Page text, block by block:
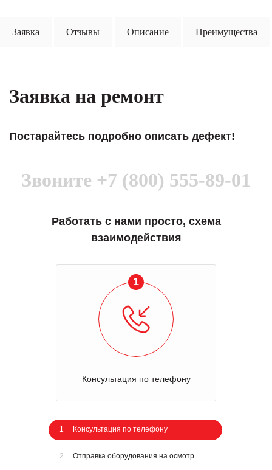
Заявка Отзывы Описание Преимущества
Заявка на ремонт
Постарайтесь подробно описать дефект!
Звоните +7 (800) 555-89-01
Работать с нами просто, схема
взаимодействия
1
Консультация по телефону
1 Консультация по телефону
2 Отправка оборудования на осмотр